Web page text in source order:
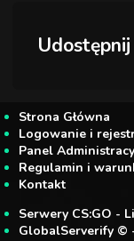
Strona Główna
Logowanie i
Panel
Regulamin i
Kontakt
Serwery CS:GO -
GlobalServerify ©